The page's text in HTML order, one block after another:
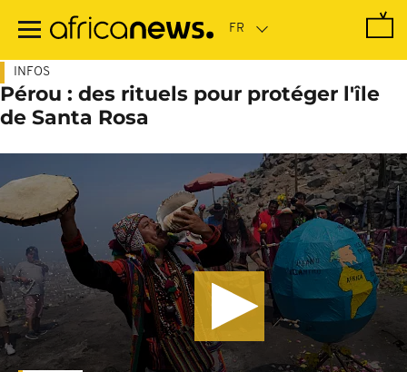
contenu
INFOS
Pérou : des rituels pour protéger l'île
de Santa Rosa